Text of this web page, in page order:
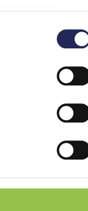
Auslegung
m²-Haus mit
aus, ein
12 kW und
Heizlast